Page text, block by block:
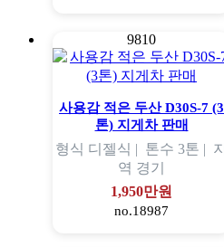
9810
사용감 적은 두산 D30S-7 (3
톤) 지게차 판매
형식 디젤식 | 톤수 3톤 | 지
역 경기
1,950만원
no.18987